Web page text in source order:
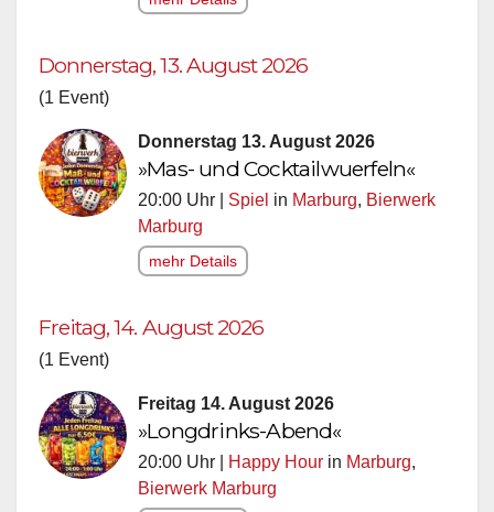
Donnerstag, 13. August 2026
(1 Event)
Donnerstag 13. August 2026
»Mas- und Cocktailwuerfeln«
20:00 Uhr | Spiel in Marburg, Bierwerk
Marburg
mehr Details
Freitag, 14. August 2026
(1 Event)
Freitag 14. August 2026
»Longdrinks-Abend«
20:00 Uhr | Happy Hour in Marburg,
Bierwerk Marburg